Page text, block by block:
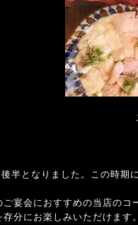
半となりました。この時期
ご宴会におすすめの当店の
存分にお楽しみいただけます